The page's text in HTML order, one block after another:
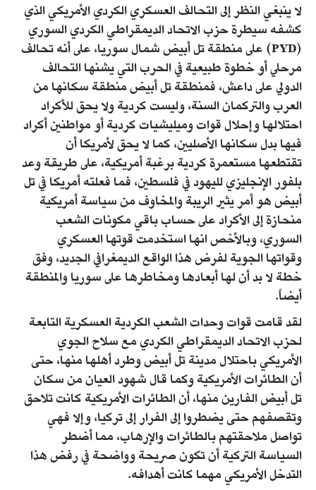
لا ينبغي النظر إلى التحالف العسكري الكردي الأمريكي الذي
كشفه سيطرة حزب الاتحاد الديمقراطي الكردي السوري
(PYD) على منطقة تل أبيض شمال سوريا، على أنه تحالف
مرحلي أو خطوة طبيعية في الحرب التي يشنها التحالف
الدولي على داعش، فمنطقة تل أبيض منطقة سكانها من
العرب والتركمان السنة، وليست كردية ولا يحق للأكراد
احتلالها وإحلال قوات وميليشيات كردية أو مواطنين أكراد
فيها بدل سكانها الأصليين، كما لا يحق لأمريكا أن
تقتطعها مستعمرة كردية برغبة أمريكية، على طريقة وعد
بلفور الإنجليزي لليهود في فلسطين، فما فعلته أمريكا في تل
أبيض هو أمر يثير الريبة والمخاوف من سياسة أمريكية
منحازة إلى الأكراد على حساب باقي مكونات الشعب
السوري، وبالأخص انها استخدمت قوتها العسكري
وقواتها الجوية لفرض هذا الواقع الديمغرافي الجديد، وفق
خطة لا بد أن لها أبعادها ومخاطرها على سوريا والمنطقة
أيضاً.
لقد قامت قوات وحدات الشعب الكردية العسكرية التابعة
لحزب الاتحاد الديمقراطي الكردي مع سلاح الجوي
الأمريكي باحتلال مدينة تل أبيض وطرد أهلها منها، حتى
أن الطائرات الأمريكية وكما قال شهود العيان من سكان
تل أبيض الفارين منها، أن الطائرات الأمريكية كانت تلاحق
وتقصفهم حتى يضطروا إلى الفرار إلى تركيا، وإلا فهي
تواصل ملاحقتهم بالطائرات والإرهاب، مما أضطر
السياسة التركية أن تكون صريحة وواضحة في رفض هذا
التدخل الأمريكي مهما كانت أهدافه.